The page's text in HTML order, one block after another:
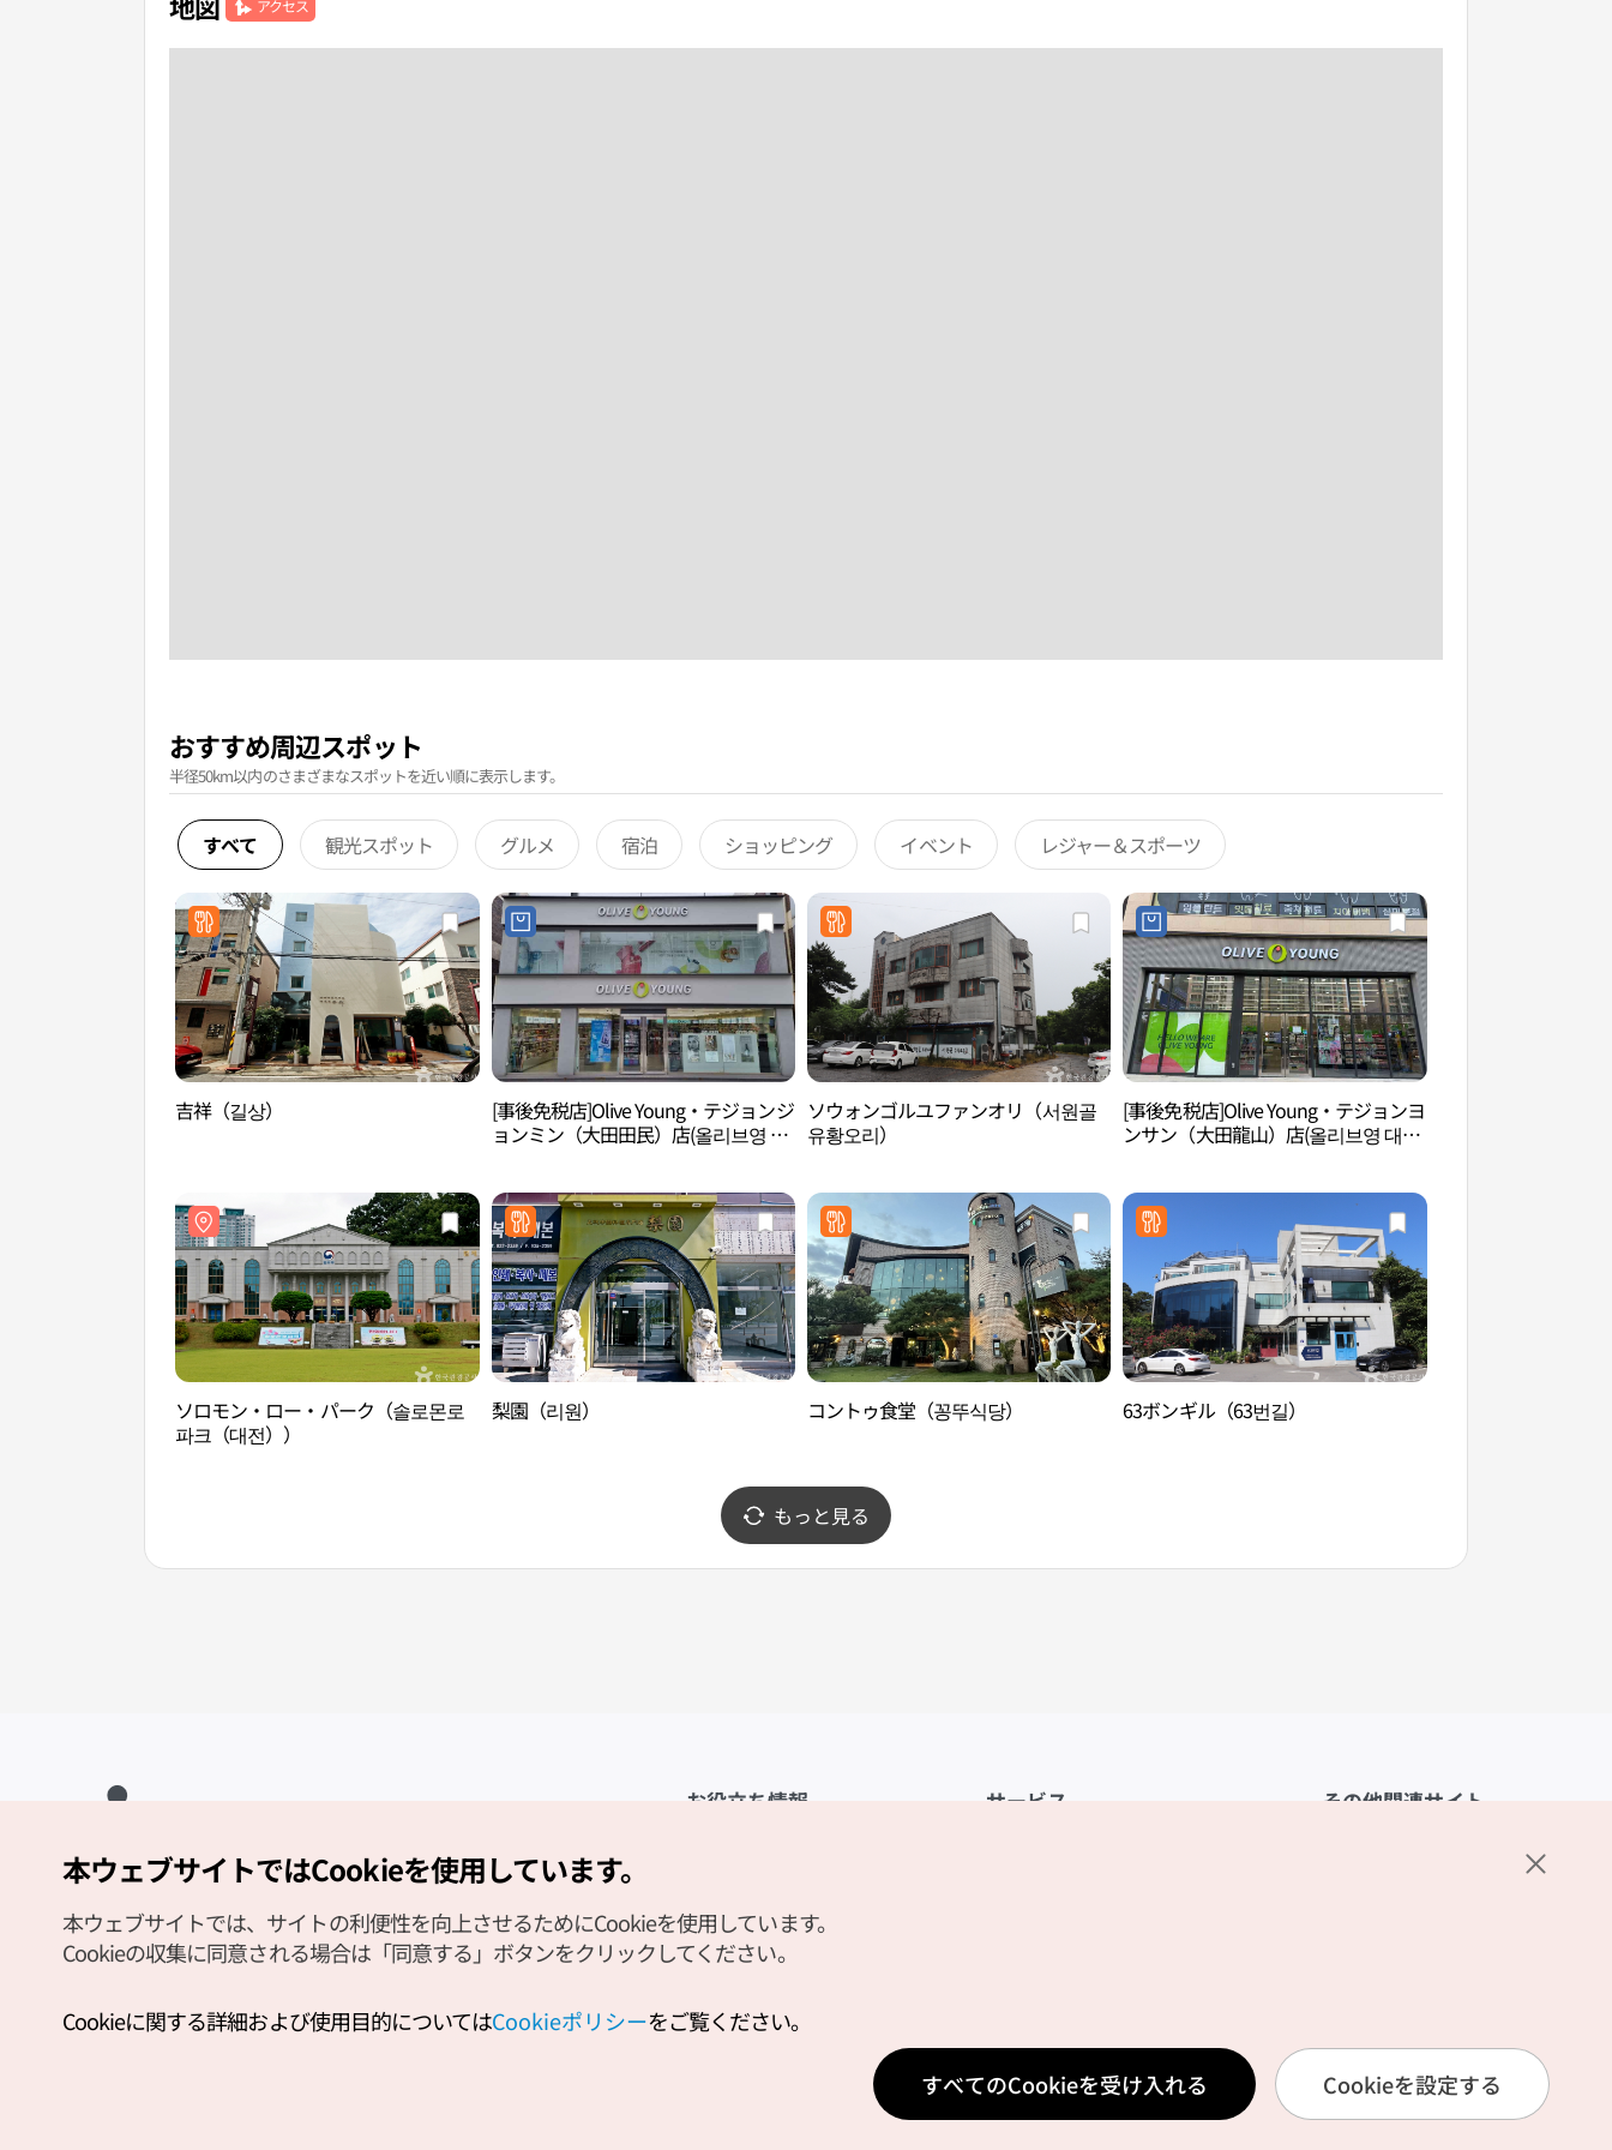
アクセス
おすすめ周辺スポット
半径50km以内のさまざまなスポットを近い順に表示します。
すべて 観光スポット グルメ 宿泊 ショッピング イベント レジャー＆スポーツ
吉祥（길상）
[事後免税店]Olive Young・テジョンジ
ョンミン（大田田民）店(올리브영 대
ソウォンゴルユファンオリ（서원골
유황오리）
[事後免税店]Olive Young・テジョンヨ
ンサン（大田龍山）店(올리브영 대전
ソロモン・ロー・パーク（솔로몬로
파크（대전））
梨園（리원） コントゥ食堂（꽁뚜식당） 63ボンギル（63번길）
もっと見る
お役立ち情報
観光資料ダウンロード
デジタルブック／電子書籍
Odii
サービス
位置情報サービス利用規約
個人位置情報取扱いポリシー
その他関連サイト
Copyright (c) Korea Tourism Organization All Rights Reserved.
サイトエラー報告
公式メール
本ウェブサイトではCookieを使用しています。
本ウェブサイトでは、サイトの利便性を向上させるためにCookieを使用しています。
Cookieの収集に同意される場合は「同意する」ボタンをクリックしてください。
Cookieに関する詳細および使用目的についてはCookieポリシーをご覧ください。
すべてのCookieを受け入れる Cookieを設定する